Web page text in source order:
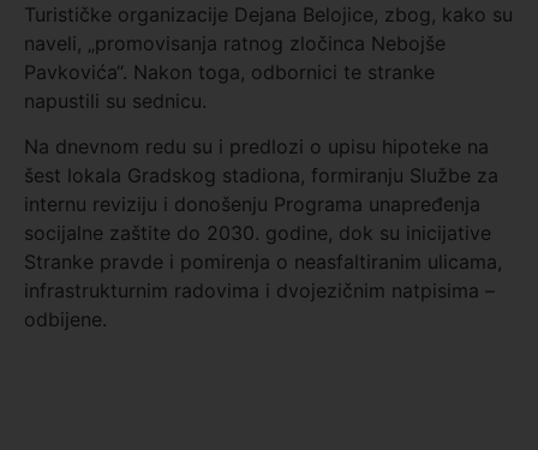
Turističke organizacije Dejana Belojice, zbog, kako su
naveli, „promovisanja ratnog zločinca Nebojše
Pavkovića“. Nakon toga, odbornici te stranke
napustili su sednicu.
Na dnevnom redu su i predlozi o upisu hipoteke na
šest lokala Gradskog stadiona, formiranju Službe za
internu reviziju i donošenju Programa unapređenja
socijalne zaštite do 2030. godine, dok su inicijative
Stranke pravde i pomirenja o neasfaltiranim ulicama,
infrastrukturnim radovima i dvojezičnim natpisima –
odbijene.